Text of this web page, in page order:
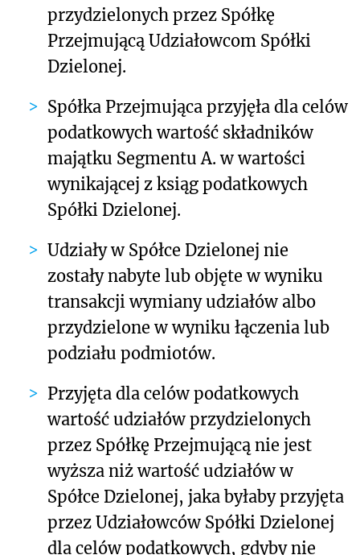
przydzielonych przez Spółkę
Przejmującą Udziałowcom Spółki
Dzielonej.
Spółka Przejmująca przyjęła dla celów
podatkowych wartość składników
majątku Segmentu A. w wartości
wynikającej z ksiąg podatkowych
Spółki Dzielonej.
Udziały w Spółce Dzielonej nie
zostały nabyte lub objęte w wyniku
transakcji wymiany udziałów albo
przydzielone w wyniku łączenia lub
podziału podmiotów.
Przyjęta dla celów podatkowych
wartość udziałów przydzielonych
przez Spółkę Przejmującą nie jest
wyższa niż wartość udziałów w
Spółce Dzielonej, jaka byłaby przyjęta
przez Udziałowców Spółki Dzielonej
dla celów podatkowych, gdyby nie